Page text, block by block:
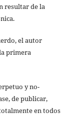
resultar de la
el autor
primera
y no-
de publicar,
en todos